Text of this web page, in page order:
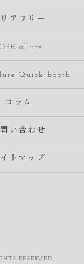
アフリー
allure
Quick booth
コラム
い合わせ
トマップ
RESERVED.